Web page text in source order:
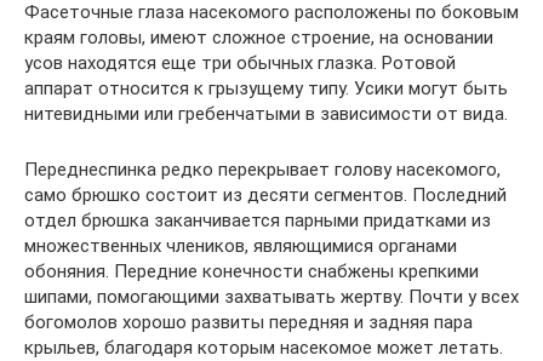
Фасеточные глаза насекомого расположены по боковым
краям головы, имеют сложное строение, на основании
усов находятся еще три обычных глазка. Ротовой
аппарат относится к грызущему типу. Усики могут быть
нитевидными или гребенчатыми в зависимости от вида.
Переднеспинка редко перекрывает голову насекомого,
само брюшко состоит из десяти сегментов. Последний
отдел брюшка заканчивается парными придатками из
множественных члеников, являющимися органами
обоняния. Передние конечности снабжены крепкими
шипами, помогающими захватывать жертву. Почти у всех
богомолов хорошо развиты передняя и задняя пара
крыльев, благодаря которым насекомое может летать.